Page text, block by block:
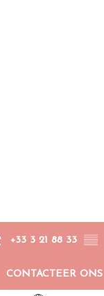
+33 3 21 88 33 ▒▒
CONTACTEER ONS